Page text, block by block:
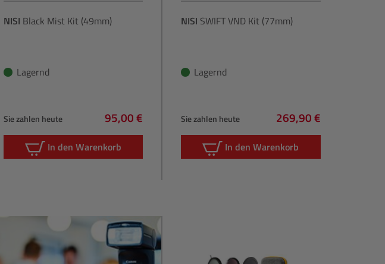
NISI Black Mist Kit (49mm)
Lagernd
Sie zahlen heute
Regulärer Preis:
95,00 €
In den Warenkorb
NISI SWIFT VND Kit (77mm)
Lagernd
Sie zahlen heute
Regulärer Preis:
269,90 €
In den Warenkorb